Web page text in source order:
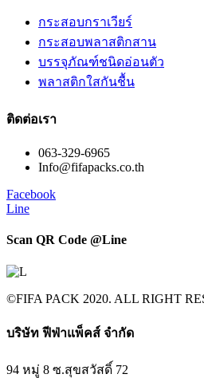
กระสอบกราเวียร์
กระสอบพลาสติกสาน
บรรจุภัณฑ์ชนิดอ่อนตัว
พลาสติกใสกันชื้น
ติดต่อเรา
063-329-6965
Info@fifapacks.co.th
Facebook
Line
Scan QR Code @Line​
©FIFA PACK 2020. ALL RIGHT
บริษัท ฟีฟ่าแพ็คส์ จำกัด​
94 หมู่ 8 ซ.สุขสวัสดิ์ 72